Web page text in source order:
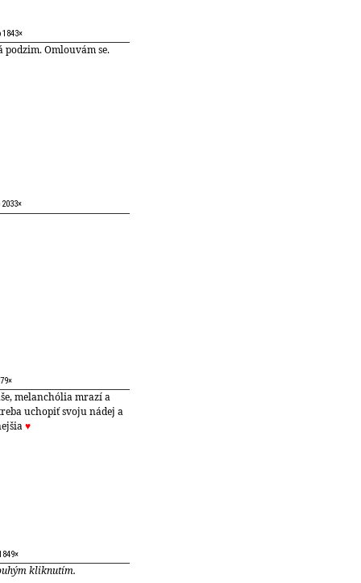
1843×
podzim. Omlouvám se.
melanchólia mrazí a
uchopiť svoju nádej a
♥
kliknutím.